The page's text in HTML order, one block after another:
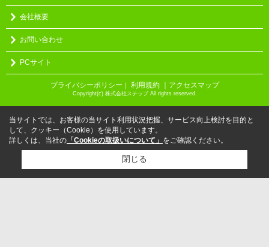
会社概要
お問い合わせ
PCサイト
プライバシーポリシー ｜ 利用規約 ｜アクセスマップ
Copyright(c) 株式会社ステップ All rights reserved.
当サイトでは、お客様の当サイト利用状況把握、サービス向上検討を目的と
して、クッキー（Cookie）を使用しています。
詳しくは、当社の 「Cookieの取扱いについて」 をご確認ください。
閉じる